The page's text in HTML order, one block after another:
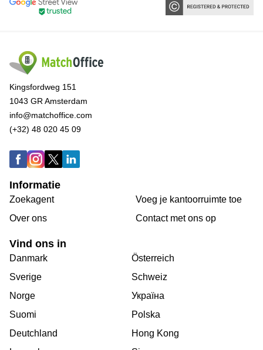
Kingsfordweg 151
1043 GR Amsterdam
info@matchoffice.com
(+32) 48 020 45 09
Informatie
Zoekagent
Over ons
Voeg je kantoorruimte toe
Сontact met ons op
Vind ons in
Danmark
Sverige
Norge
Suomi
Deutchland
Österreich
Schweiz
Україна
Polska
Hong Kong